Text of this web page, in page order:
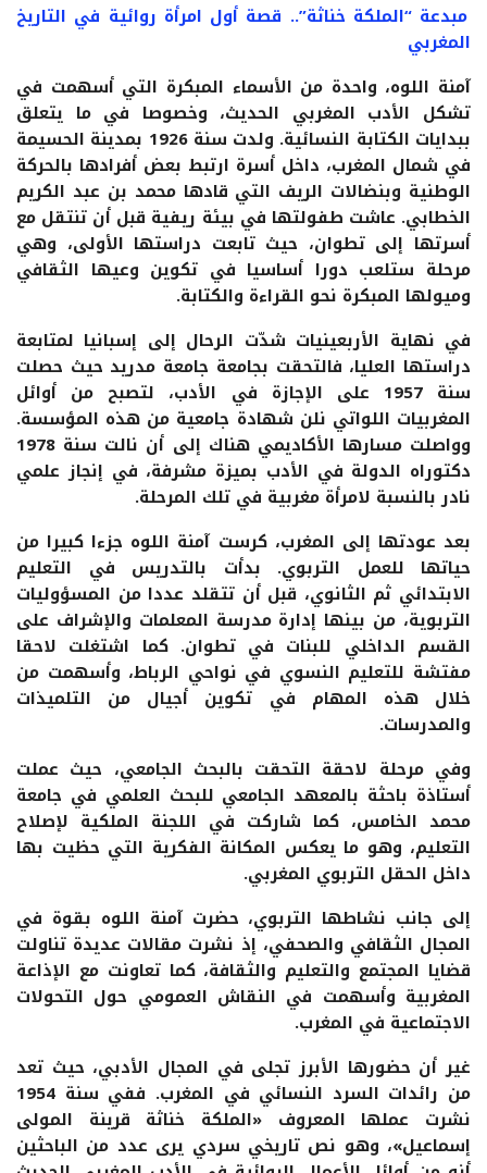
مبدعة “الملكة خناثة”.. قصة أول امرأة روائية في التاريخ
المغربي
آمنة اللوه، واحدة من الأسماء المبكرة التي أسهمت في
تشكل الأدب المغربي الحديث، وخصوصا في ما يتعلق
ببدايات الكتابة النسائية. ولدت سنة 1926 بمدينة الحسيمة
في شمال المغرب، داخل أسرة ارتبط بعض أفرادها بالحركة
الوطنية وبنضالات الريف التي قادها محمد بن عبد الكريم
الخطابي. عاشت طفولتها في بيئة ريفية قبل أن تنتقل مع
أسرتها إلى تطوان، حيث تابعت دراستها الأولى، وهي
مرحلة ستلعب دورا أساسيا في تكوين وعيها الثقافي
وميولها المبكرة نحو القراءة والكتابة.
في نهاية الأربعينيات شدّت الرحال إلى إسبانيا لمتابعة
دراستها العليا، فالتحقت بجامعة جامعة مدريد حيث حصلت
سنة 1957 على الإجازة في الأدب، لتصبح من أوائل
المغربيات اللواتي نلن شهادة جامعية من هذه المؤسسة.
وواصلت مسارها الأكاديمي هناك إلى أن نالت سنة 1978
دكتوراه الدولة في الأدب بميزة مشرفة، في إنجاز علمي
نادر بالنسبة لامرأة مغربية في تلك المرحلة.
بعد عودتها إلى المغرب، كرست آمنة اللوه جزءا كبيرا من
حياتها للعمل التربوي. بدأت بالتدريس في التعليم
الابتدائي ثم الثانوي، قبل أن تتقلد عددا من المسؤوليات
التربوية، من بينها إدارة مدرسة المعلمات والإشراف على
القسم الداخلي للبنات في تطوان. كما اشتغلت لاحقا
مفتشة للتعليم النسوي في نواحي الرباط، وأسهمت من
خلال هذه المهام في تكوين أجيال من التلميذات
والمدرسات.
وفي مرحلة لاحقة التحقت بالبحث الجامعي، حيث عملت
أستاذة باحثة بالمعهد الجامعي للبحث العلمي في جامعة
محمد الخامس، كما شاركت في اللجنة الملكية لإصلاح
التعليم، وهو ما يعكس المكانة الفكرية التي حظيت بها
داخل الحقل التربوي المغربي.
إلى جانب نشاطها التربوي، حضرت آمنة اللوه بقوة في
المجال الثقافي والصحفي، إذ نشرت مقالات عديدة تناولت
قضايا المجتمع والتعليم والثقافة، كما تعاونت مع الإذاعة
المغربية وأسهمت في النقاش العمومي حول التحولات
الاجتماعية في المغرب.
غير أن حضورها الأبرز تجلى في المجال الأدبي، حيث تعد
من رائدات السرد النسائي في المغرب. ففي سنة 1954
نشرت عملها المعروف «الملكة خناثة قرينة المولى
إسماعيل»، وهو نص تاريخي سردي يرى عدد من الباحثين